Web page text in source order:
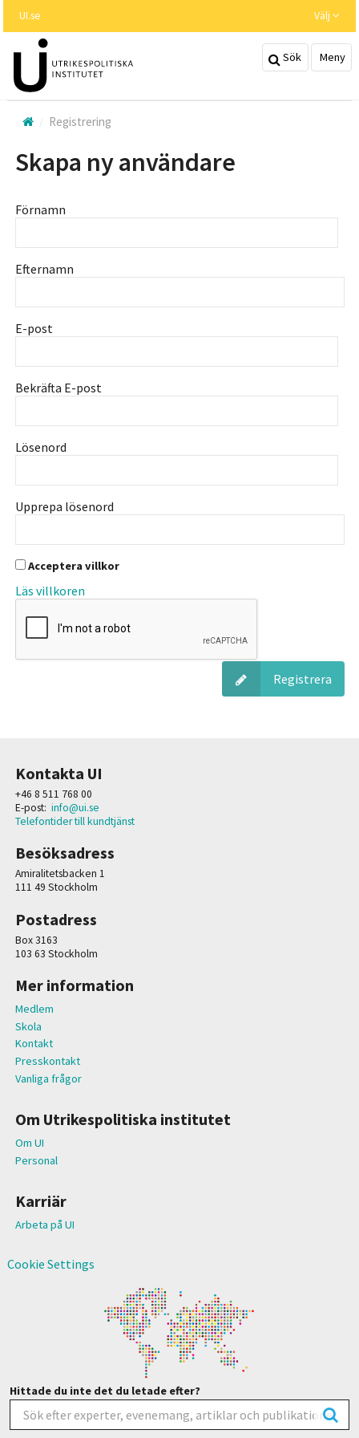
huvudinnehållet
UI.se Välj
Sök Meny
Registrering
Skapa ny användare
Förnamn
Efternamn
E-post
Bekräfta E-post
Lösenord
Upprepa lösenord
Acceptera villkor
Läs villkoren
Registrera
Kontakta UI
+46 8 511 768 00
E-post: info@ui.se
Telefontider till kundtjänst
Besöksadress
Amiralitetsbacken 1
111 49 Stockholm
Postadress
Box 3163
103 63 Stockholm
Mer information
Medlem
Skola
Kontakt
Presskontakt
Vanliga frågor
Om Utrikespolitiska institutet
Om UI
Personal
Karriär
Arbeta på UI
Cookie Settings
Hittade du inte det du letade efter?